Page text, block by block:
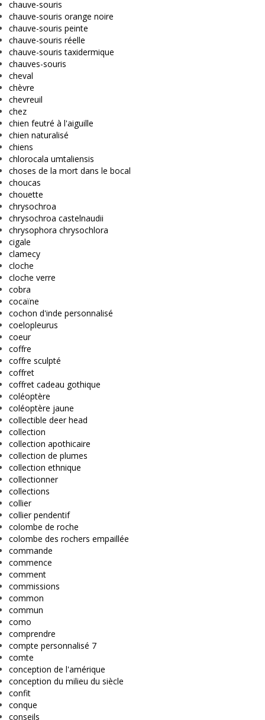
chauve-souris
chauve-souris orange noire
chauve-souris peinte
chauve-souris réelle
chauve-souris taxidermique
chauves-souris
cheval
chèvre
chevreuil
chez
chien feutré à l'aiguille
chien naturalisé
chiens
chlorocala umtaliensis
choses de la mort dans le bocal
choucas
chouette
chrysochroa
chrysochroa castelnaudii
chrysophora chrysochlora
cigale
clamecy
cloche
cloche verre
cobra
cocaïne
cochon d'inde personnalisé
coelopleurus
coeur
coffre
coffre sculpté
coffret
coffret cadeau gothique
coléoptère
coléoptère jaune
collectible deer head
collection
collection apothicaire
collection de plumes
collection ethnique
collectionner
collections
collier
collier pendentif
colombe de roche
colombe des rochers empaillée
commande
commence
comment
commissions
common
commun
como
comprendre
compte personnalisé 7
comte
conception de l'amérique
conception du milieu du siècle
confit
conque
conseils